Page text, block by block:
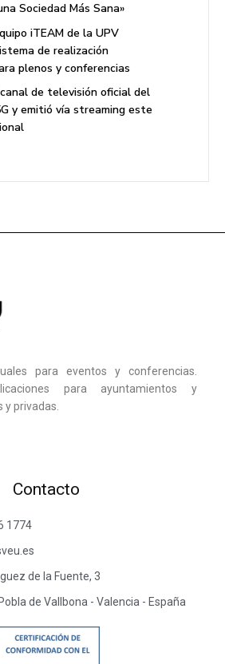
Sociedad Más Sana»
iTEAM de la UPV
de realización
plenos y conferencias
de televisión oficial del
y emitió vía streaming este
para eventos y conferencias.
para ayuntamientos y
privadas.
Contacto
1774
de la Fuente, 3
de Vallbona - Valencia - España